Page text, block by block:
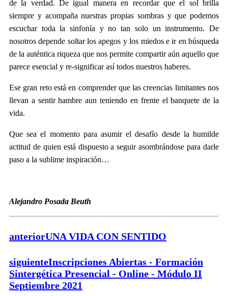
de la verdad. De igual manera en recordar que el sol brilla
siempre y acompaña nuestras propias sombras y que podemos
escuchar toda la sinfonía y no tan solo un instrumento. De
nosotros depende soltar los apegos y los miedos e ir en búsqueda
de la auténtica riqueza que nos permite compartir aún aquello que
parece esencial y re-significar así todos nuestros haberes.
Ese gran reto está en comprender que las creencias limitantes nos
llevan a sentir hambre aun teniendo en frente el banquete de la
vida.
Que sea el momento para asumir el desafío desde la humilde
actitud de quien está dispuesto a seguir asombrándose para darle
paso a la sublime inspiración…
Alejandro Posada Beuth
anteriorUNA VIDA CON SENTIDO
siguienteInscripciones Abiertas - Formación
Sintergética Presencial - Online - Módulo II
Septiembre 2021